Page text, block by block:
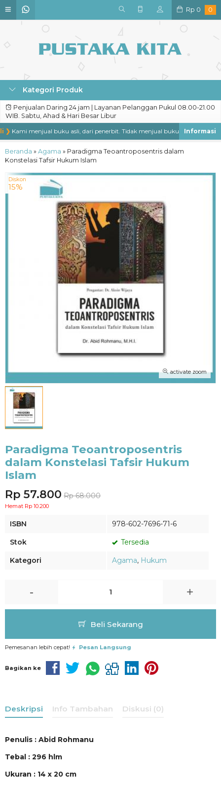
Rp 0 0
Kategori Produk
Penjualan Daring 24 jam | Layanan Pelanggan Pukul 08.00-21.00
WIB. Sabtu, Ahad & Hari Besar Libur
Kami menjual buku asli, dari penerbit. Tidak menjual buku bajakan, repro,
Beranda » Agama » Paradigma Teoantroposentris dalam
Konstelasi Tafsir Hukum Islam
activate zoom
Diskon
15%
Paradigma Teoantroposentris
dalam Konstelasi Tafsir Hukum
Islam
Rp 57.800 Rp 68.000
Hemat Rp 10.200
ISBN 978-602-7696-71-6
Stok Tersedia
Kategori Agama, Hukum
- +
Beli Sekarang
Pemesanan lebih cepat! Pesan Langsung
Bagikan ke
Deskripsi Info Tambahan Diskusi (0)
Penulis : Abid Rohmanu
Tebal : 296 hlm
Ukuran : 14 x 20 cm